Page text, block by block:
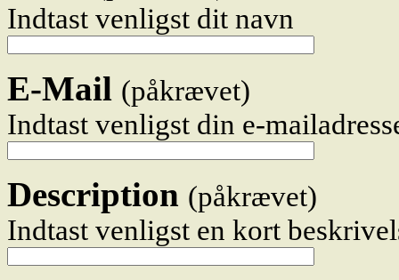
Indtast venligst dit navn
E-Mail (påkrævet)
Indtast venligst din e-
Description (påkrævet)
Indtast venligst en kort